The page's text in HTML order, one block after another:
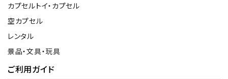
カプセルトイ・カプセル
空カプセル
レンタル
景品・文具・玩具
ご利用ガイド